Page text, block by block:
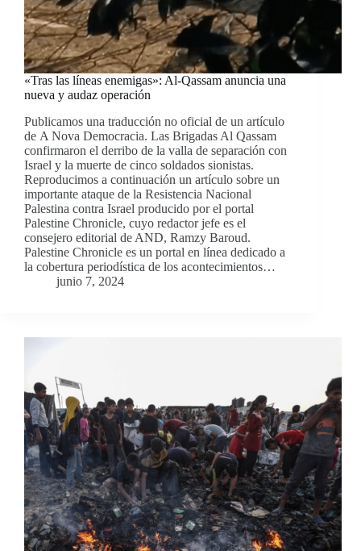
«Tras las líneas enemigas»: Al-Qassam anuncia una
nueva y audaz operación
Publicamos una traducción no oficial de un artículo
de A Nova Democracia. Las Brigadas Al Qassam
confirmaron el derribo de la valla de separación con
Israel y la muerte de cinco soldados sionistas.
Reproducimos a continuación un artículo sobre un
importante ataque de la Resistencia Nacional
Palestina contra Israel producido por el portal
Palestine Chronicle, cuyo redactor jefe es el
consejero editorial de AND, Ramzy Baroud.
Palestine Chronicle es un portal en línea dedicado a
la cobertura periodística de los acontecimientos…
junio 7, 2024